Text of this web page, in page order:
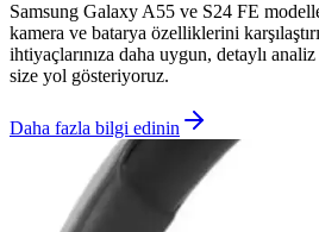
Samsung Galaxy A55 ve S24 FE
kamera ve batarya özelliklerini
ihtiyaçlarınıza daha uygun, detaylı
size yol gösteriyoruz.
Daha fazla bilgi edinin